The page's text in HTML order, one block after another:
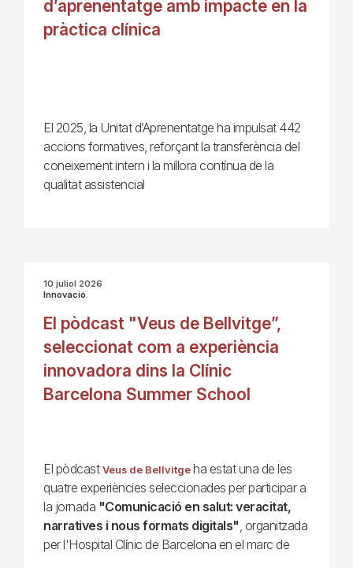
d’aprenentatge amb impacte en la
pràctica clínica
El 2025, la Unitat d’Aprenentatge ha impulsat 442
accions formatives, reforçant la transferència del
coneixement intern i la millora contínua de la
qualitat assistencial
10 juliol 2026
Innovació
El pòdcast "Veus de Bellvitge”,
seleccionat com a experiència
innovadora dins la Clínic
Barcelona Summer School
El pòdcast Veus de Bellvitgeha estat una de les
quatre experiències seleccionades per participar a
la jornada "Comunicació en salut: veracitat,
narratives i nous formats digitals" , organitzada
per l'Hospital Clínic de Barcelona en el marc de